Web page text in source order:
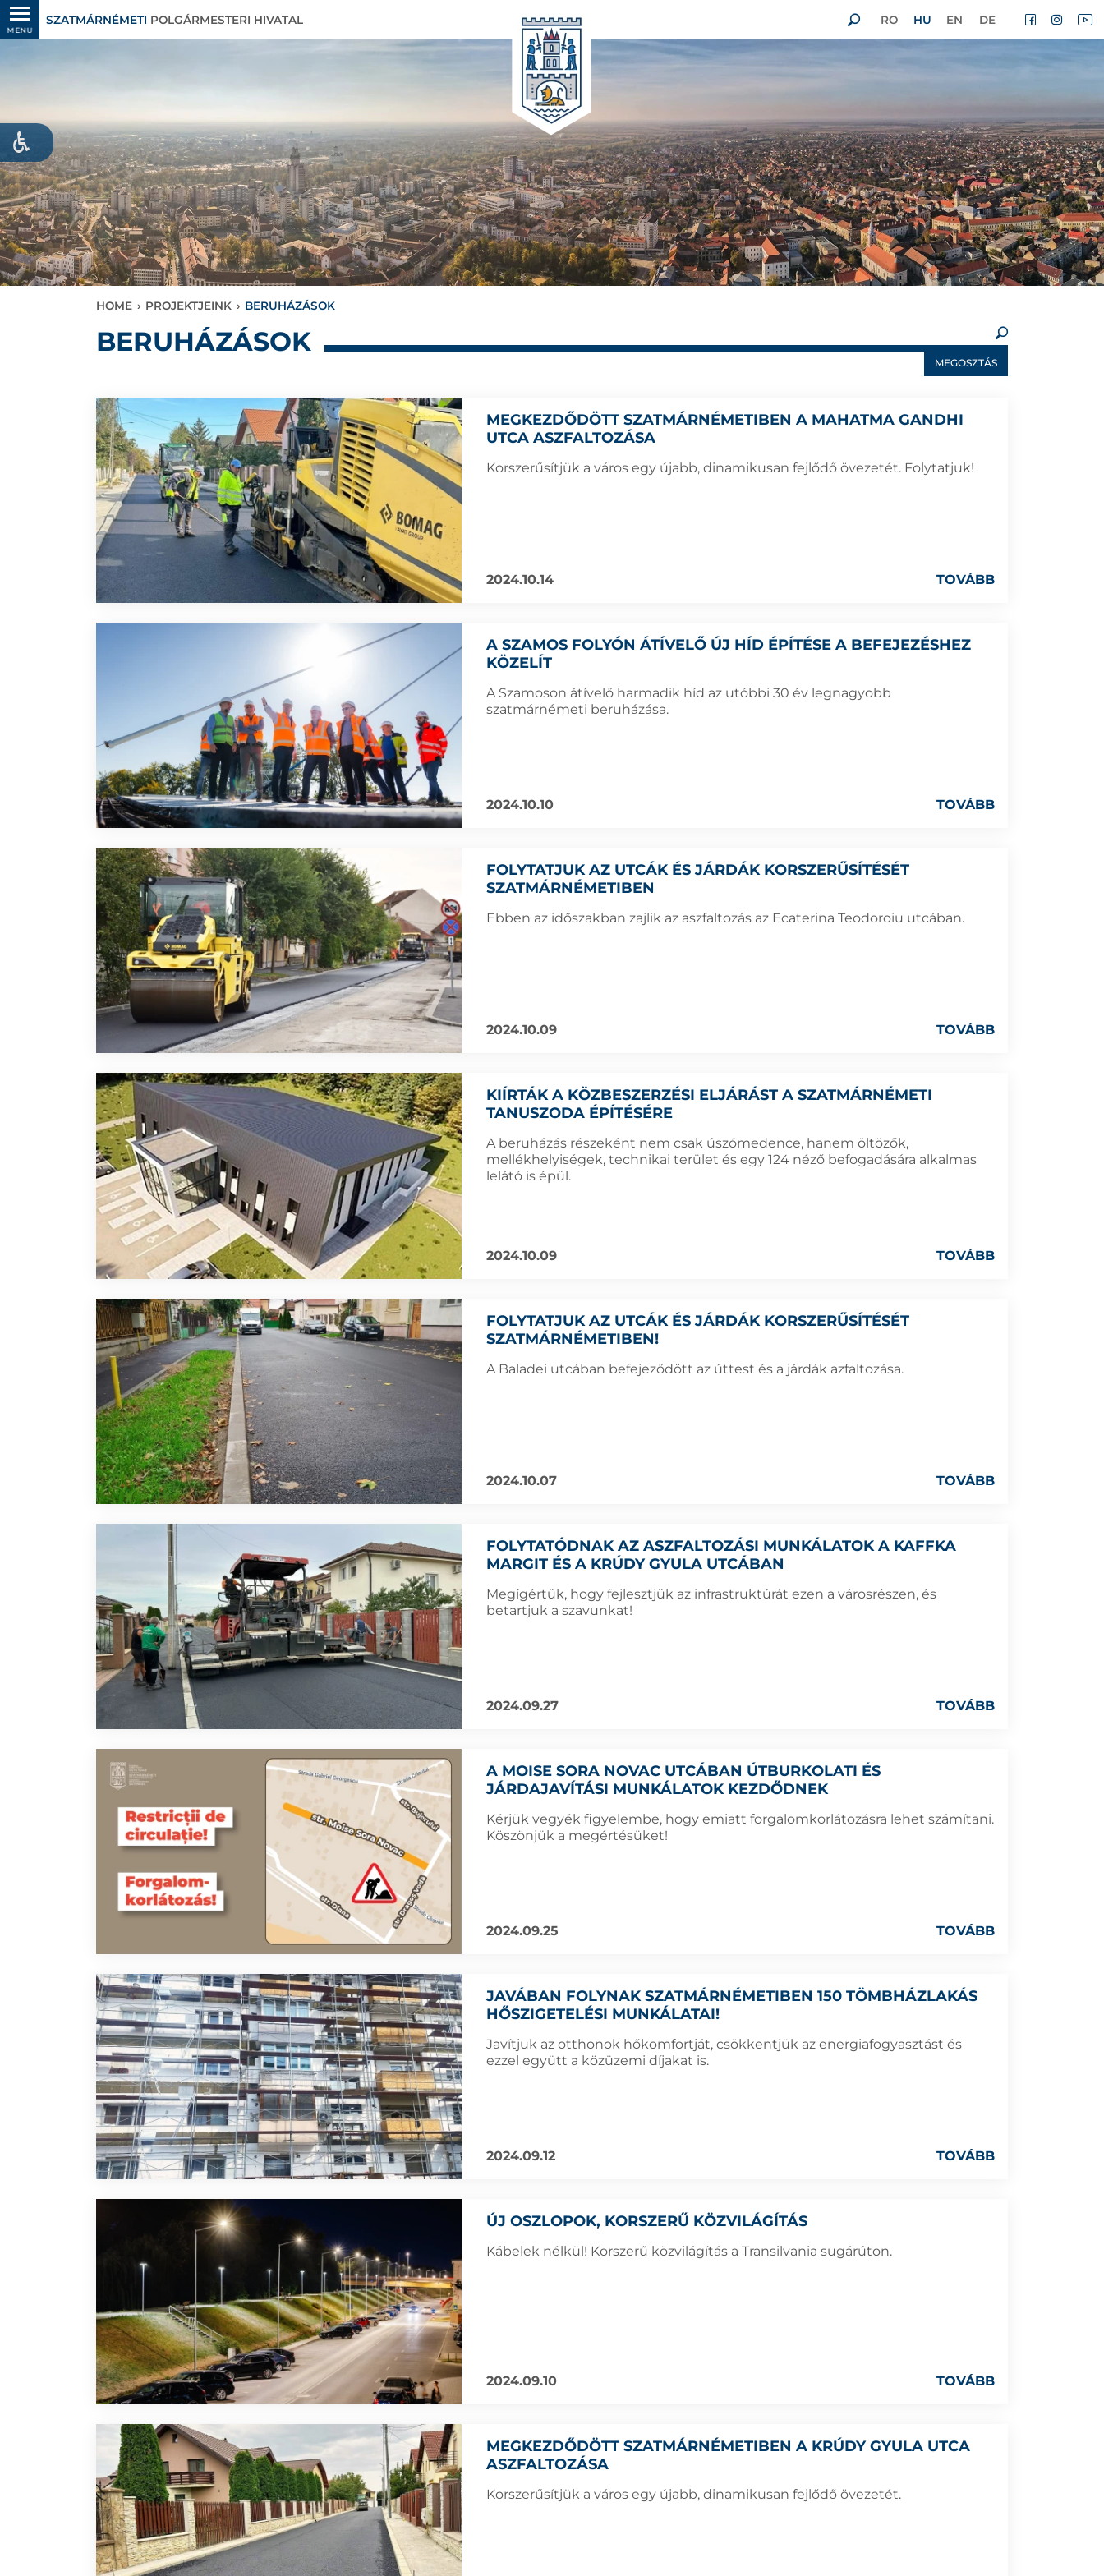
MENU
SZATMÁRNÉMETI POLGÁRMESTERI HIVATAL RO HU EN DE
HOME › PROJEKTJEINK › BERUHÁZÁSOK
BERUHÁZÁSOK
MEGOSZTÁS
MEGKEZDŐDÖTT SZATMÁRNÉMETIBEN A MAHATMA GANDHI
UTCA ASZFALTOZÁSA
Korszerűsítjük a város egy újabb, dinamikusan fejlődő övezetét. Folytatjuk!
2024.10.14 TOVÁBB
A SZAMOS FOLYÓN ÁTÍVELŐ ÚJ HÍD ÉPÍTÉSE A BEFEJEZÉSHEZ
KÖZELÍT
A Szamoson átívelő harmadik híd az utóbbi 30 év legnagyobb
szatmárnémeti beruházása.
2024.10.10 TOVÁBB
FOLYTATJUK AZ UTCÁK ÉS JÁRDÁK KORSZERŰSÍTÉSÉT
SZATMÁRNÉMETIBEN
Ebben az időszakban zajlik az aszfaltozás az Ecaterina Teodoroiu utcában.
2024.10.09 TOVÁBB
KIÍRTÁK A KÖZBESZERZÉSI ELJÁRÁST A SZATMÁRNÉMETI
TANUSZODA ÉPÍTÉSÉRE
A beruházás részeként nem csak úszómedence, hanem öltözők,
mellékhelyiségek, technikai terület és egy 124 néző befogadására alkalmas
lelátó is épül.
2024.10.09 TOVÁBB
FOLYTATJUK AZ UTCÁK ÉS JÁRDÁK KORSZERŰSÍTÉSÉT
SZATMÁRNÉMETIBEN!
A Baladei utcában befejeződött az úttest és a járdák azfaltozása.
2024.10.07 TOVÁBB
FOLYTATÓDNAK AZ ASZFALTOZÁSI MUNKÁLATOK A KAFFKA
MARGIT ÉS A KRÚDY GYULA UTCÁBAN
Megígértük, hogy fejlesztjük az infrastruktúrát ezen a városrészen, és
betartjuk a szavunkat!
2024.09.27 TOVÁBB
A MOISE SORA NOVAC UTCÁBAN ÚTBURKOLATI ÉS
JÁRDAJAVÍTÁSI MUNKÁLATOK KEZDŐDNEK
Kérjük vegyék figyelembe, hogy emiatt forgalomkorlátozásra lehet számítani.
Köszönjük a megértésüket!
2024.09.25 TOVÁBB
JAVÁBAN FOLYNAK SZATMÁRNÉMETIBEN 150 TÖMBHÁZLAKÁS
HŐSZIGETELÉSI MUNKÁLATAI!
Javítjuk az otthonok hőkomfortját, csökkentjük az energiafogyasztást és
ezzel együtt a közüzemi díjakat is.
2024.09.12 TOVÁBB
ÚJ OSZLOPOK, KORSZERŰ KÖZVILÁGÍTÁS
Kábelek nélkül! Korszerű közvilágítás a Transilvania sugárúton.
2024.09.10 TOVÁBB
MEGKEZDŐDÖTT SZATMÁRNÉMETIBEN A KRÚDY GYULA UTCA
ASZFALTOZÁSA
Korszerűsítjük a város egy újabb, dinamikusan fejlődő övezetét.